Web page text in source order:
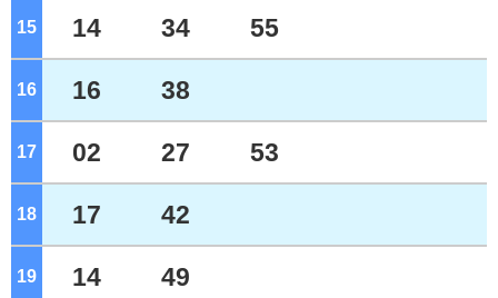
15 14 34 55
16 16 38
17 02 27 53
18 17 42
19 14 49